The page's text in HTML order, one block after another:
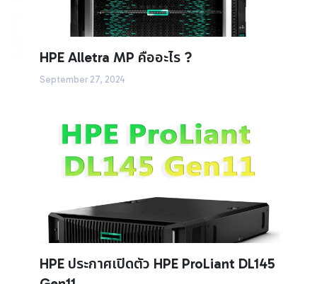
HPE Alletra MP คืออะไร ?
September 27, 2024
HPE ประกาศเปิดตัว HPE ProLiant DL145